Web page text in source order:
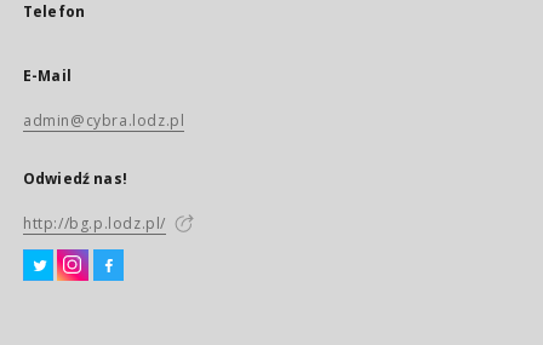
Telefon
E-Mail
admin@cybra.lodz.pl
Odwiedź nas!
http://bg.p.lodz.pl/